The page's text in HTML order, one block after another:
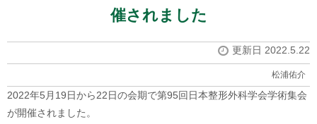
催されました
更新日 2022.5.22
松浦佑介
2022年5月19日から22日の会期で第95回日本整形外科学会学術集会
が開催されました。